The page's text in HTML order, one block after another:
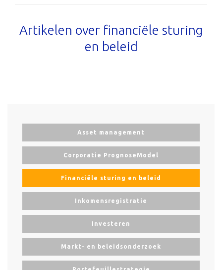
Artikelen over financiële sturing
en beleid
Asset management
Corporatie PrognoseModel
Financiële sturing en beleid
Inkomensregistratie
Investeren
Markt- en beleidsonderzoek